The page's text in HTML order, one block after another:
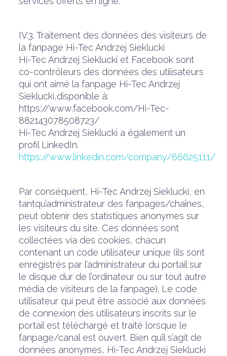
IV.3. Traitement des données des visiteurs de
la fanpage Hi-Tec Andrzej Sieklucki
Hi-Tec Andrzej Sieklucki et Facebook sont
co-contrôleurs des données des utilisateurs
qui ont aimé la fanpage Hi-Tec Andrzej
Sieklucki,disponible à:
https://www.facebook.com/Hi-Tec-
882143078508723/
Hi-Tec Andrzej Sieklucki a également un
profil LinkedIn.
https://www.linkedin.com/company/66625111/
Par conséquent, Hi-Tec Andrzej Sieklucki, en
tantqu’administrateur des fanpages/chaînes,
peut obtenir des statistiques anonymes sur
les visiteurs du site. Ces données sont
collectées via des cookies, chacun
contenant un code utilisateur unique (ils sont
enregistrés par l’administrateur du portail sur
le disque dur de l’ordinateur ou sur tout autre
média de visiteurs de la fanpage). Le code
utilisateur qui peut être associé aux données
de connexion des utilisateurs inscrits sur le
portail est téléchargé et traité lorsque le
fanpage/canal est ouvert. Bien qu’il s’agit de
données anonymes, Hi-Tec Andrzej Sieklucki